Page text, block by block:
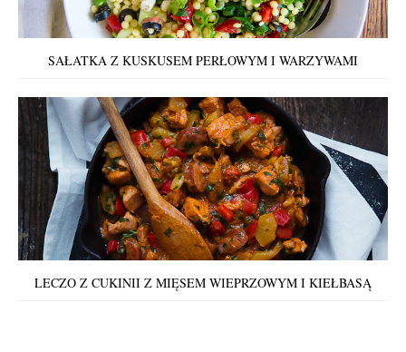
SAŁATKA Z KUSKUSEM PERŁOWYM I WARZYWAMI
LECZO Z CUKINII Z MIĘSEM WIEPRZOWYM I KIEŁBASĄ